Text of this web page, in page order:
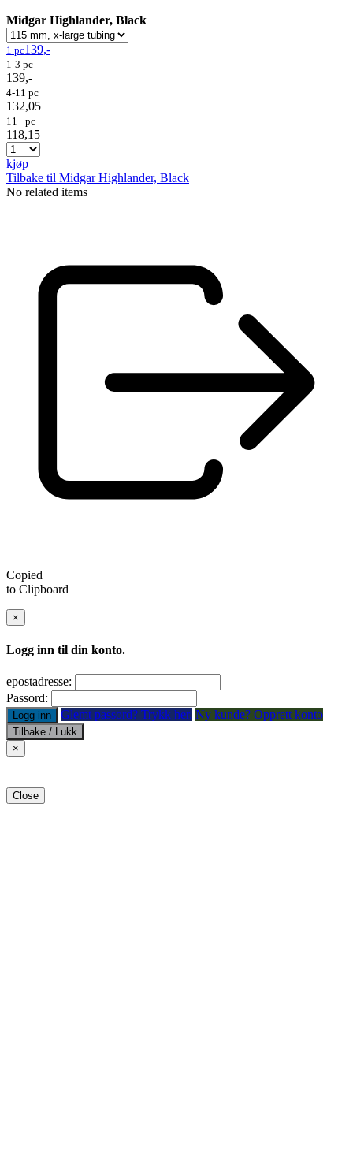
Midgar Highlander, Black
1 pc139,-
1-3 pc
139,-
4-11 pc
132,05
11+ pc
118,15
kjøp
Tilbake til Midgar Highlander, Black
No related items
Copied
to Clipboard
×
Logg inn til din konto.
epostadresse:
Passord:
Logg inn Glemt passord? Trykk her. Ny kunde? Opprett konto
Tilbake / Lukk
×
Close